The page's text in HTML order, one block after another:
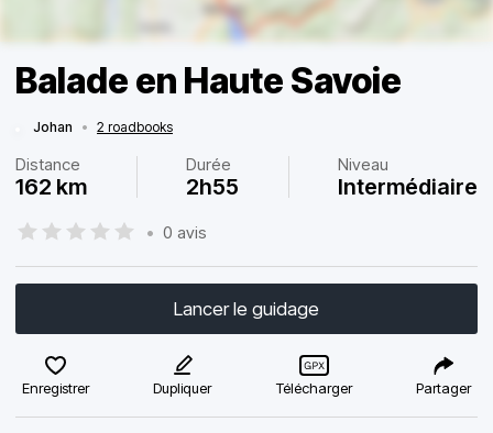
Balade en Haute Savoie
Johan • 2 roadbooks
Distance
162 km
Durée
2h55
Niveau
Intermédiaire
• 0 avis
Lancer le guidage
Enregistrer Dupliquer Télécharger Partager